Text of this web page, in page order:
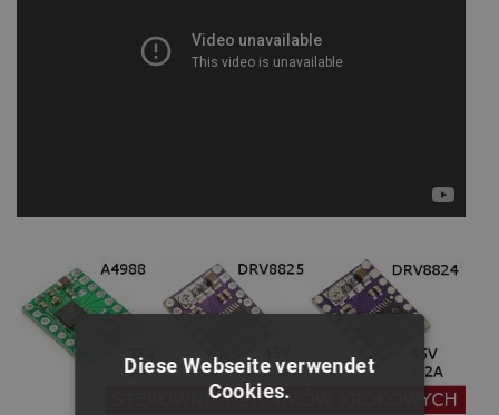
Diese Webseite verwendet
Cookies.